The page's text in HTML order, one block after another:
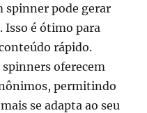
spinner pode gerar
Isso é ótimo para
rápido.
spinners oferecem
permitindo
se adapta ao seu